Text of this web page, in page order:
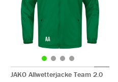
JAKO Allwetterjacke Team 2.0